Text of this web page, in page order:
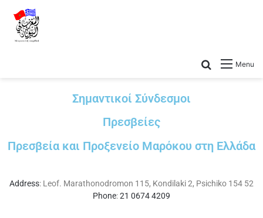
Menu
Σημαντικοί Σύνδεσμοι
Πρεσβείες
Πρεσβεία και Προξενείο Μαρόκου στη Ελλάδα
Address: Leof. Marathonodromon 115, Kondilaki 2, Psichiko 154 52
Phone:21 0674 4209